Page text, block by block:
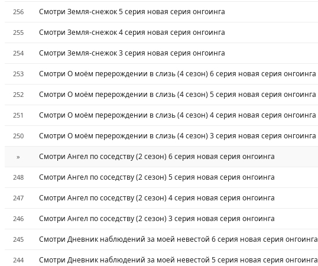
256 Смотри Земля-снежок 5 серия новая серия онгоинга
255 Смотри Земля-снежок 4 серия новая серия онгоинга
254 Смотри Земля-снежок 3 серия новая серия онгоинга
253 Смотри О моём перерождении в слизь (4 сезон) 6 серия новая серия онгоинга
252 Смотри О моём перерождении в слизь (4 сезон) 5 серия новая серия онгоинга
251 Смотри О моём перерождении в слизь (4 сезон) 4 серия новая серия онгоинга
250 Смотри О моём перерождении в слизь (4 сезон) 3 серия новая серия онгоинга
» Смотри Ангел по соседству (2 сезон) 6 серия новая серия онгоинга
248 Смотри Ангел по соседству (2 сезон) 5 серия новая серия онгоинга
247 Смотри Ангел по соседству (2 сезон) 4 серия новая серия онгоинга
246 Смотри Ангел по соседству (2 сезон) 3 серия новая серия онгоинга
245 Смотри Дневник наблюдений за моей невестой 6 серия новая серия онгоинга
244 Смотри Дневник наблюдений за моей невестой 5 серия новая серия онгоинга